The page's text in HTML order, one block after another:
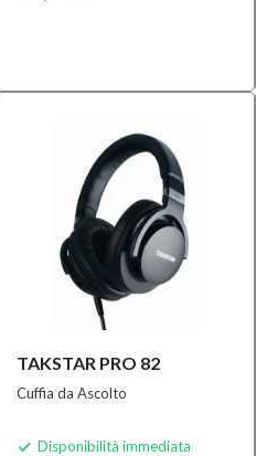
TAKSTAR PRO 82
Cuffia da Ascolto
 Disponibilità immediata